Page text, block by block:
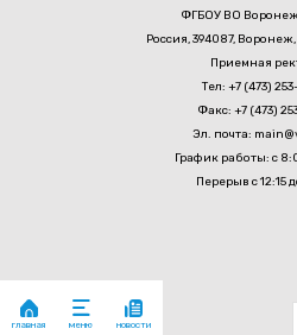
главная меню новости
ФГБОУ ВО
Россия, 394087,
Приемная
Тел: +7 (473)
Факс: +7 (473)
Эл. почта:
График работы: с
Перерыв с 12:15